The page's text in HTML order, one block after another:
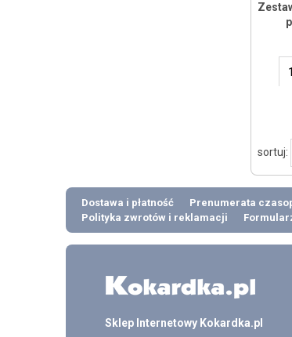
sortuj:
Dostawa i płatność Prenumerata
Polityka zwrotów i reklamacji
Sklep Internetowy Kokardka.pl